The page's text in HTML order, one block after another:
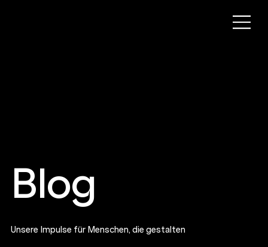
Blog
Unsere Impulse für Menschen, die gestalten